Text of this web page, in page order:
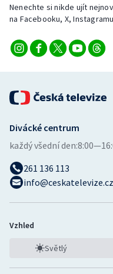
Nenechte si nikde ujít
na Facebooku, X,
Divácké centrum
každý všední den:
261 136 113
info@ceskatelevize.cz
Vzhled
Světlý